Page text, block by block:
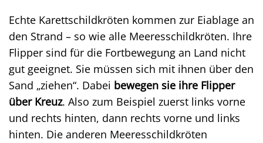
Echte Karettschildkröten kommen zur Eiablage an
den Strand – so wie alle Meeresschildkröten. Ihre
Flipper sind für die Fortbewegung an Land nicht
gut geeignet. Sie müssen sich mit ihnen über den
Sand „ziehen“. Dabei bewegen sie ihre Flipper
über Kreuz. Also zum Beispiel zuerst links vorne
und rechts hinten, dann rechts vorne und links
hinten. Die anderen Meeresschildkröten